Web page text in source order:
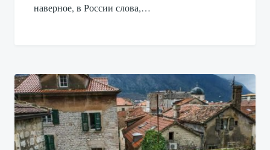
наверное, в России слова,…